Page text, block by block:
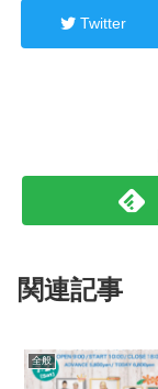
Twitter
関連記事
全般